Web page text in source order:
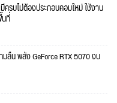
รบไม่ต้องประกอบคอมใหม่ ใช้งาน
ที่
มลื่น พลัง GeForce RTX 5070 งบ